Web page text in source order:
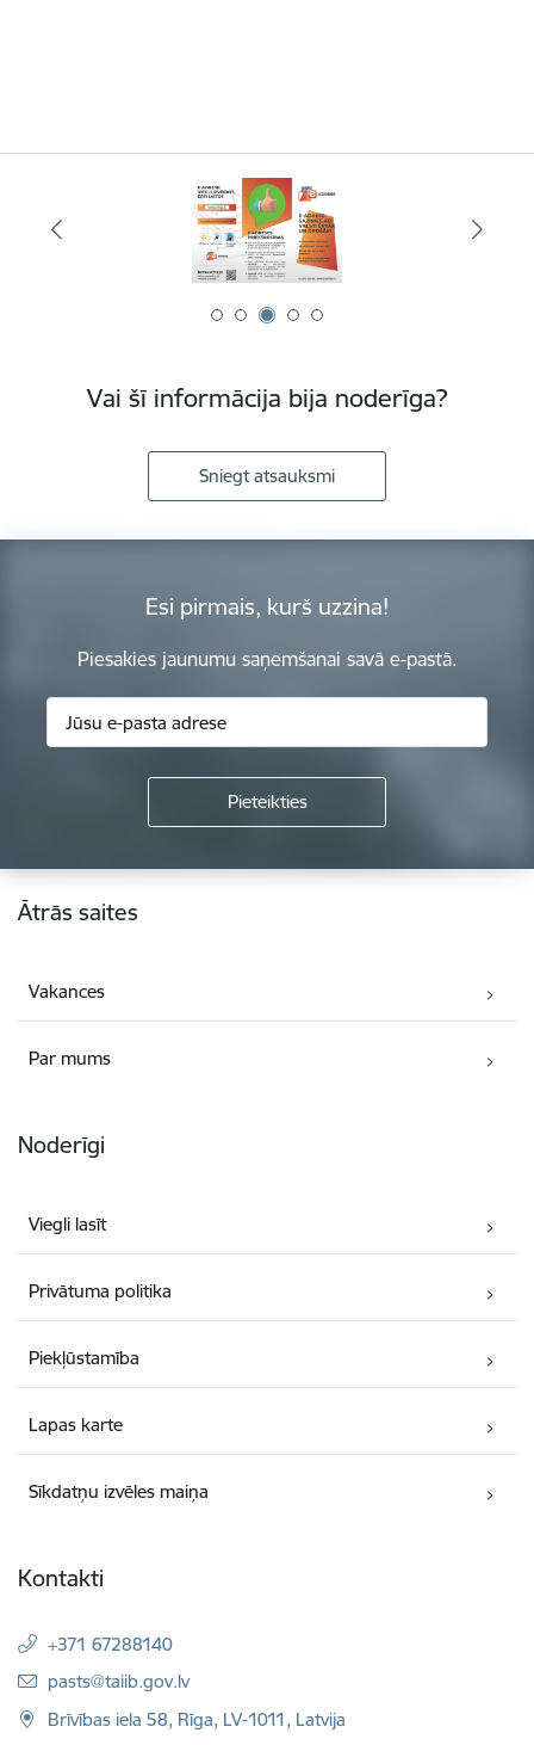
Vai šī informācija bija noderīga?
Sniegt atsauksmi
Esi pirmais, kurš uzzina!
Piesakies jaunumu saņemšanai savā e-pastā.
Kājene
Ātrās saites
Vakances
Par mums
Noderīgi
Viegli lasīt
Privātuma politika
Piekļūstamība
Lapas karte
Sīkdatņu izvēles maiņa
Kontakti
+371 67288140
E-pasts:
pasts@taiib.gov.lv
Brīvības iela 58, Rīga, LV-1011, Latvija